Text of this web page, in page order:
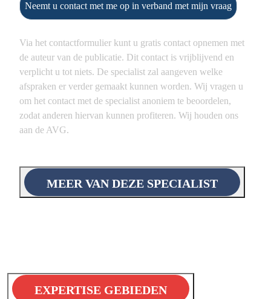
Neemt u contact met me op in verband met mijn vraag
Via het contactformulier kunt u gratis contact opnemen met
de auteur van de publicatie. Dit contact is vrijblijvend en
verplicht u tot niets. De specialist zal aangeven welke
afspraken er verder gemaakt kunnen worden. Wij vragen u
om het contact met de specialist anoniem te beoordelen,
zodat anderen hiervan kunnen profiteren. Wij houden ons
aan de AVG.
MEER VAN DEZE SPECIALIST
EXPERTISE GEBIEDEN